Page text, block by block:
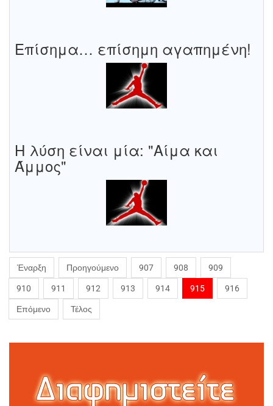
Επίσημα… επίσημη αγαπημένη!
Η λύση είναι μία: "Αίμα και
Άμμος"
Έναρξη Προηγούμενο 907 908 909
910 911 912 913 914 915 916
Επόμενο Τέλος